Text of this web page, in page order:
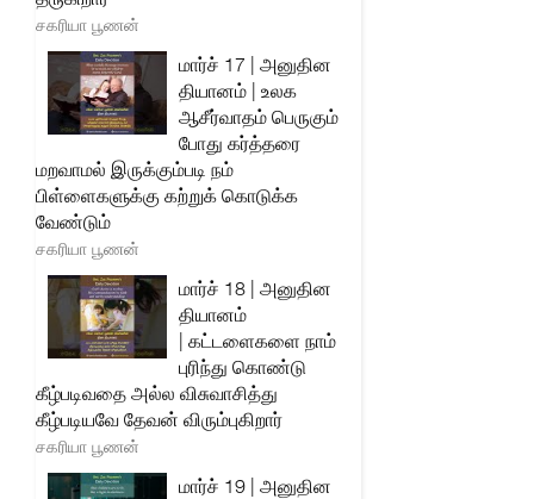
சகரியா பூணன்
மார்ச் 17 | அனுதின
தியானம் | உலக
ஆசீர்வாதம் பெருகும்
போது கர்த்தரை
மறவாமல் இருக்கும்படி நம்
பிள்ளைகளுக்கு கற்றுக் கொடுக்க
வேண்டும்
சகரியா பூணன்
மார்ச் 18 | அனுதின
தியானம்
| கட்டளைகளை நாம்
புரிந்து கொண்டு
கீழ்படிவதை அல்ல விசுவாசித்து
கீழ்படியவே தேவன் விரும்புகிறார்
சகரியா பூணன்
மார்ச் 19 | அனுதின